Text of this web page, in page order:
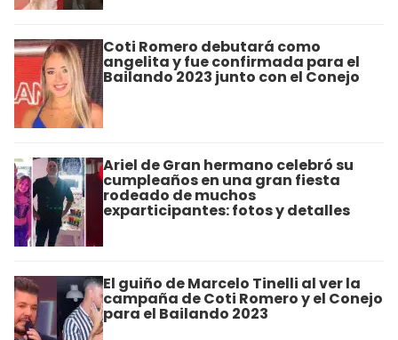
Coti Romero debutará como
angelita y fue confirmada para el
Bailando 2023 junto con el Conejo
Ariel de Gran hermano celebró su
cumpleaños en una gran fiesta
rodeado de muchos
exparticipantes: fotos y detalles
El guiño de Marcelo Tinelli al ver la
campaña de Coti Romero y el Conejo
para el Bailando 2023